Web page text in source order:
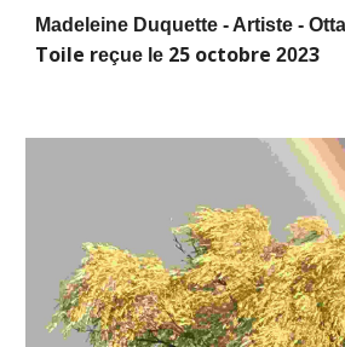
Madeleine Duquette - Artiste -
Toile reçue le 25 octobre 2023